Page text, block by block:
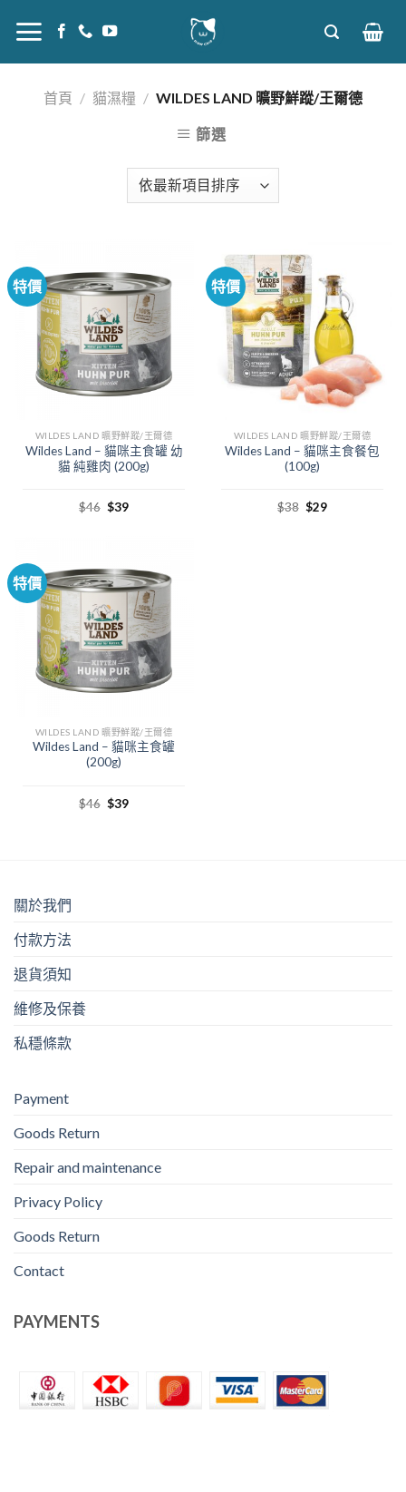
首頁 / 貓濕糧 / WILDES LAND 曠野鮮蹤/王爾德
篩選
特價
WILDES LAND 曠野鮮蹤/王爾德
Wildes Land – 貓咪主食罐 幼
貓 純雞肉 (200g)
$46 $39
特價
WILDES LAND 曠野鮮蹤/王爾德
Wildes Land – 貓咪主食餐包
(100g)
$38 $29
特價
WILDES LAND 曠野鮮蹤/王爾德
Wildes Land – 貓咪主食罐
(200g)
$46 $39
關於我們
付款方法
退貨須知
維修及保養
私穩條款
Payment
Goods Return
Repair and maintenance
Privacy Policy
Goods Return
Contact
PAYMENTS